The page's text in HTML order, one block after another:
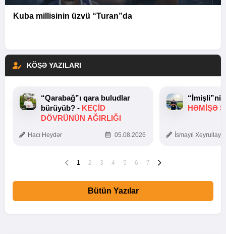
Kuba millisinin üzvü “Turan”da
KÖŞƏ YAZILARI
“Qarabağ”ı qara buludlar
bürüyüb? - KEÇID
DÖVRÜNÜN AĞIRLIĞI
Hacı Heydər 05.08.2026
HƏMIŞƏ
İsmayıl
1 2 3 4 5 6 7
Bütün Yazılar